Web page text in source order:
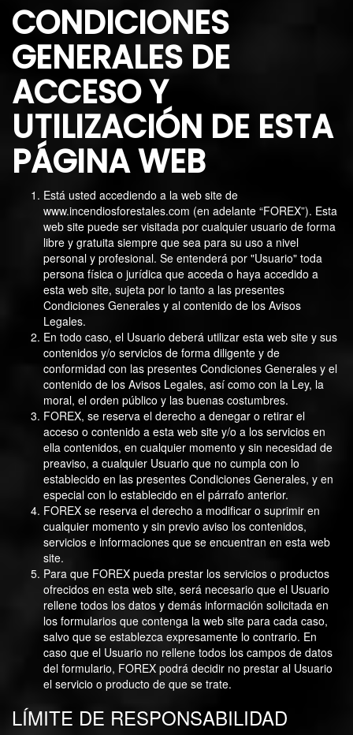
CONDICIONES
GENERALES DE
ACCESO Y
UTILIZACIÓN DE ESTA
PÁGINA WEB
Está usted accediendo a la web site de
www.incendiosforestales.com (en adelante “FOREX”). Esta
web site puede ser visitada por cualquier usuario de forma
libre y gratuita siempre que sea para su uso a nivel
personal y profesional. Se entenderá por "Usuario" toda
persona física o jurídica que acceda o haya accedido a
esta web site, sujeta por lo tanto a las presentes
Condiciones Generales y al contenido de los Avisos
Legales.
En todo caso, el Usuario deberá utilizar esta web site y sus
contenidos y/o servicios de forma diligente y de
conformidad con las presentes Condiciones Generales y el
contenido de los Avisos Legales, así como con la Ley, la
moral, el orden público y las buenas costumbres.
FOREX, se reserva el derecho a denegar o retirar el
acceso o contenido a esta web site y/o a los servicios en
ella contenidos, en cualquier momento y sin necesidad de
preaviso, a cualquier Usuario que no cumpla con lo
establecido en las presentes Condiciones Generales, y en
especial con lo establecido en el párrafo anterior.
FOREX se reserva el derecho a modificar o suprimir en
cualquier momento y sin previo aviso los contenidos,
servicios e informaciones que se encuentran en esta web
site.
Para que FOREX pueda prestar los servicios o productos
ofrecidos en esta web site, será necesario que el Usuario
rellene todos los datos y demás información solicitada en
los formularios que contenga la web site para cada caso,
salvo que se establezca expresamente lo contrario. En
caso que el Usuario no rellene todos los campos de datos
del formulario, FOREX podrá decidir no prestar al Usuario
el servicio o producto de que se trate.
LÍMITE DE RESPONSABILIDAD